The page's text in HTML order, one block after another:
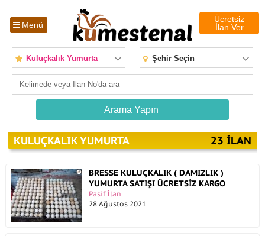
Menü
Ücretsiz
İlan Ver
Kuluçkalık Yumurta Şehir Seçin
KULUÇKALIK YUMURTA 23 ILAN
BRESSE KULUÇKALIK ( DAMIZLIK )
YUMURTA SATIŞI ÜCRETSİZ KARGO
Pasif İlan
28 Ağustos 2021